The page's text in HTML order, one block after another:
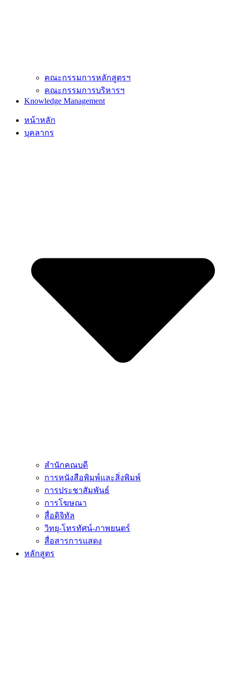
คณะกรรมการหลักสูตรฯ
คณะกรรมการบริหารฯ
Knowledge Management
หน้าหลัก
บุคลากร
สำนักคณบดี
การหนังสือพิมพ์และสิ่งพิมพ์
การประชาสัมพันธ์
การโฆษณา
สื่อดิจิทัล
วิทยุ-โทรทัศน์-ภาพยนตร์
สื่อสารการแสดง
หลักสูตร